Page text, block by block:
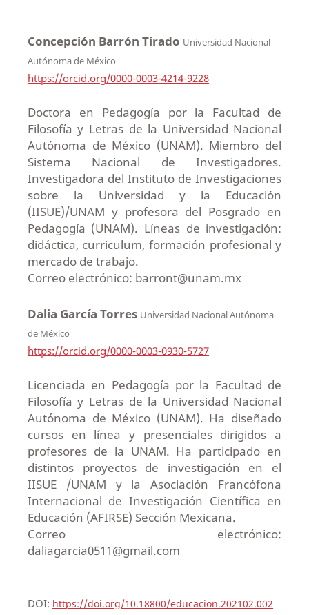
Concepción Barrón Tirado Universidad Nacional
Autónoma de México
https://orcid.org/0000-0003-4214-9228
Doctora en Pedagogía por la Facultad de
Filosofía y Letras de la Universidad Nacional
Autónoma de México (UNAM). Miembro del
Sistema Nacional de Investigadores.
Investigadora del Instituto de Investigaciones
sobre la Universidad y la Educación
(IISUE)/UNAM y profesora del Posgrado en
Pedagogía (UNAM). Líneas de investigación:
didáctica, curriculum, formación profesional y
mercado de trabajo.
Correo electrónico: barront@unam.mx
Dalia García Torres Universidad Nacional Autónoma
de México
https://orcid.org/0000-0003-0930-5727
Licenciada en Pedagogía por la Facultad de
Filosofía y Letras de la Universidad Nacional
Autónoma de México (UNAM). Ha diseñado
cursos en línea y presenciales dirigidos a
profesores de la UNAM. Ha participado en
distintos proyectos de investigación en el
IISUE /UNAM y la Asociación Francófona
Internacional de Investigación Científica en
Educación (AFIRSE) Sección Mexicana.
Correo electrónico:
daliagarcia0511@gmail.com
DOI: https://doi.org/10.18800/educacion.202102.002